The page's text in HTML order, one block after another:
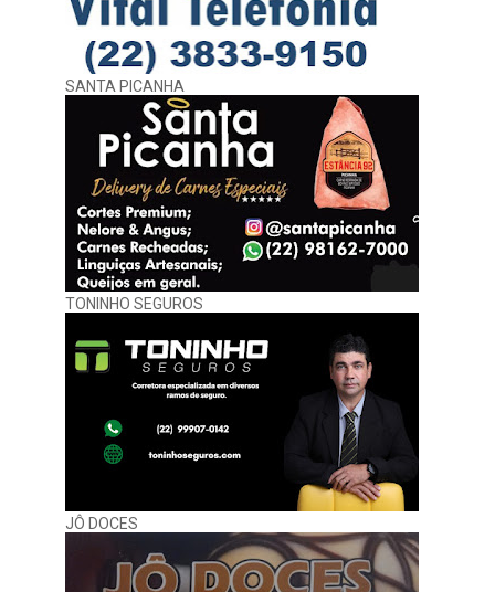
SANTA PICANHA
TONINHO SEGUROS
JÔ DOCES